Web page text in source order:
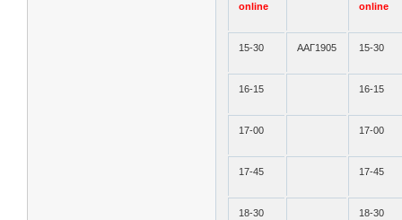
online
online
15-30 ААГ1905 15-30
16-15 16-15
17-00 17-00
17-45 17-45
18-30 18-30